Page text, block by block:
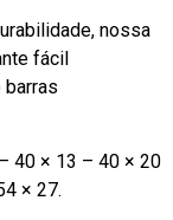
nossa
fácil
40 × 13 – 40 × 20
× 27.